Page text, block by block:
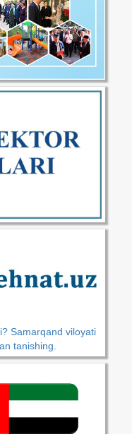
Samarqand viloyati
tanishing.